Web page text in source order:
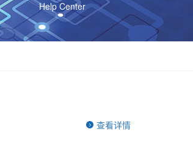
Help Center
查看详情